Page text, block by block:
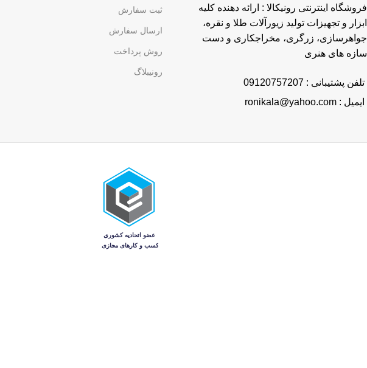
فروشگاه اینترنتی رونیکالا : ارائه دهنده کلیه
ابزار و تجهیزات تولید زیورآلات طلا و نقره،
جواهرسازی، زرگری، مخراجکاری و دست
سازه های هنری
تلفن پشتیبانی : 09120757207
ایمیل : ronikala@yahoo.com
ثبت سفارش
ارسال سفارش
روش پرداخت
رونیبلاگ